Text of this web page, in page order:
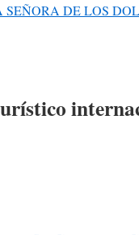
DE LOS